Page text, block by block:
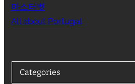
마스터벳
All about Portugal
Categories